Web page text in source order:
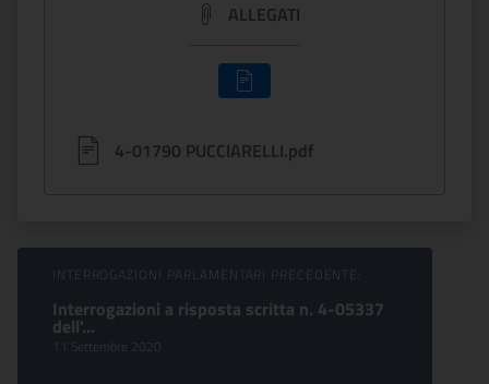
ALLEGATI
4-01790 PUCCIARELLI.pdf
Sfoglia comunicati
INTERROGAZIONI PARLAMENTARI PRECEDENTE:
Interrogazioni a risposta scritta n. 4-05337
dell'...
11 Settembre 2020